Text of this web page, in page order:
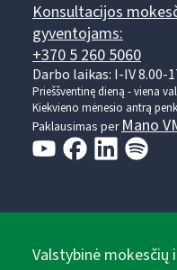
Konsultacijos
gyventojams:
+370 5 260 5060
Darbo laikas: I-IV 8.00-
Prieššventinę dieną - viena
Kiekvieno mėnesio antrą
Paklausimas perMano
Valstybinė mokesčių